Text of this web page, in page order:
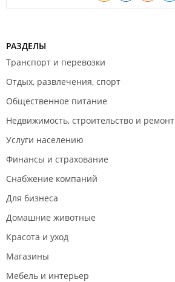
РАЗДЕЛЫ
Транспорт и перевозки
Отдых, развлечения, спорт
Общественное питание
Недвижимость, строительство и ремонт
Услуги населению
Финансы и страхование
Снабжение компаний
Для бизнеса
Домашние животные
Красота и уход
Магазины
Мебель и интерьер